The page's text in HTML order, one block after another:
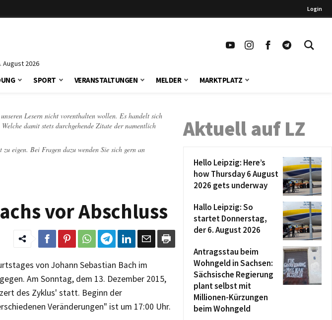
Login
August 2026
SPORT VERANSTALTUNGEN MELDER MARKTPLATZ
Lesern nicht vorenthalten wollen. Es handelt sich
damit stets durchgehende Zitate der namentlich
eigen. Bei Fragen dazu wenden Sie sich gern an
vor Abschluss
von Johann Sebastian Bach im
Am Sonntag, dem 13. Dezember 2015,
des Zyklus' statt. Beginn der
Veränderungen" ist um 17:00 Uhr.
Aktuell auf LZ
Hello Leipzig: Here’s
how Thursday 6 August
2026 gets underway
Hallo Leipzig: So
startet Donnerstag,
der 6. August 2026
Antragsstau beim
Wohngeld in Sachsen:
Sächsische Regierung
plant selbst mit
Millionen-Kürzungen
beim Wohngeld